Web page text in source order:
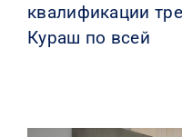
квалификации
Кураш по всей